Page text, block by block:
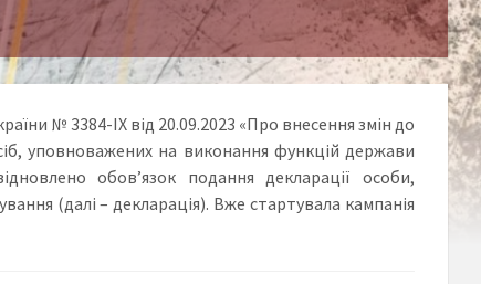
№ 3384-ІХ від 20.09.2023 «Про внесення змін до
уповноважених на виконання функцій держави
обов’язок подання декларації особи,
(далі – декларація). Вже стартувала кампанія